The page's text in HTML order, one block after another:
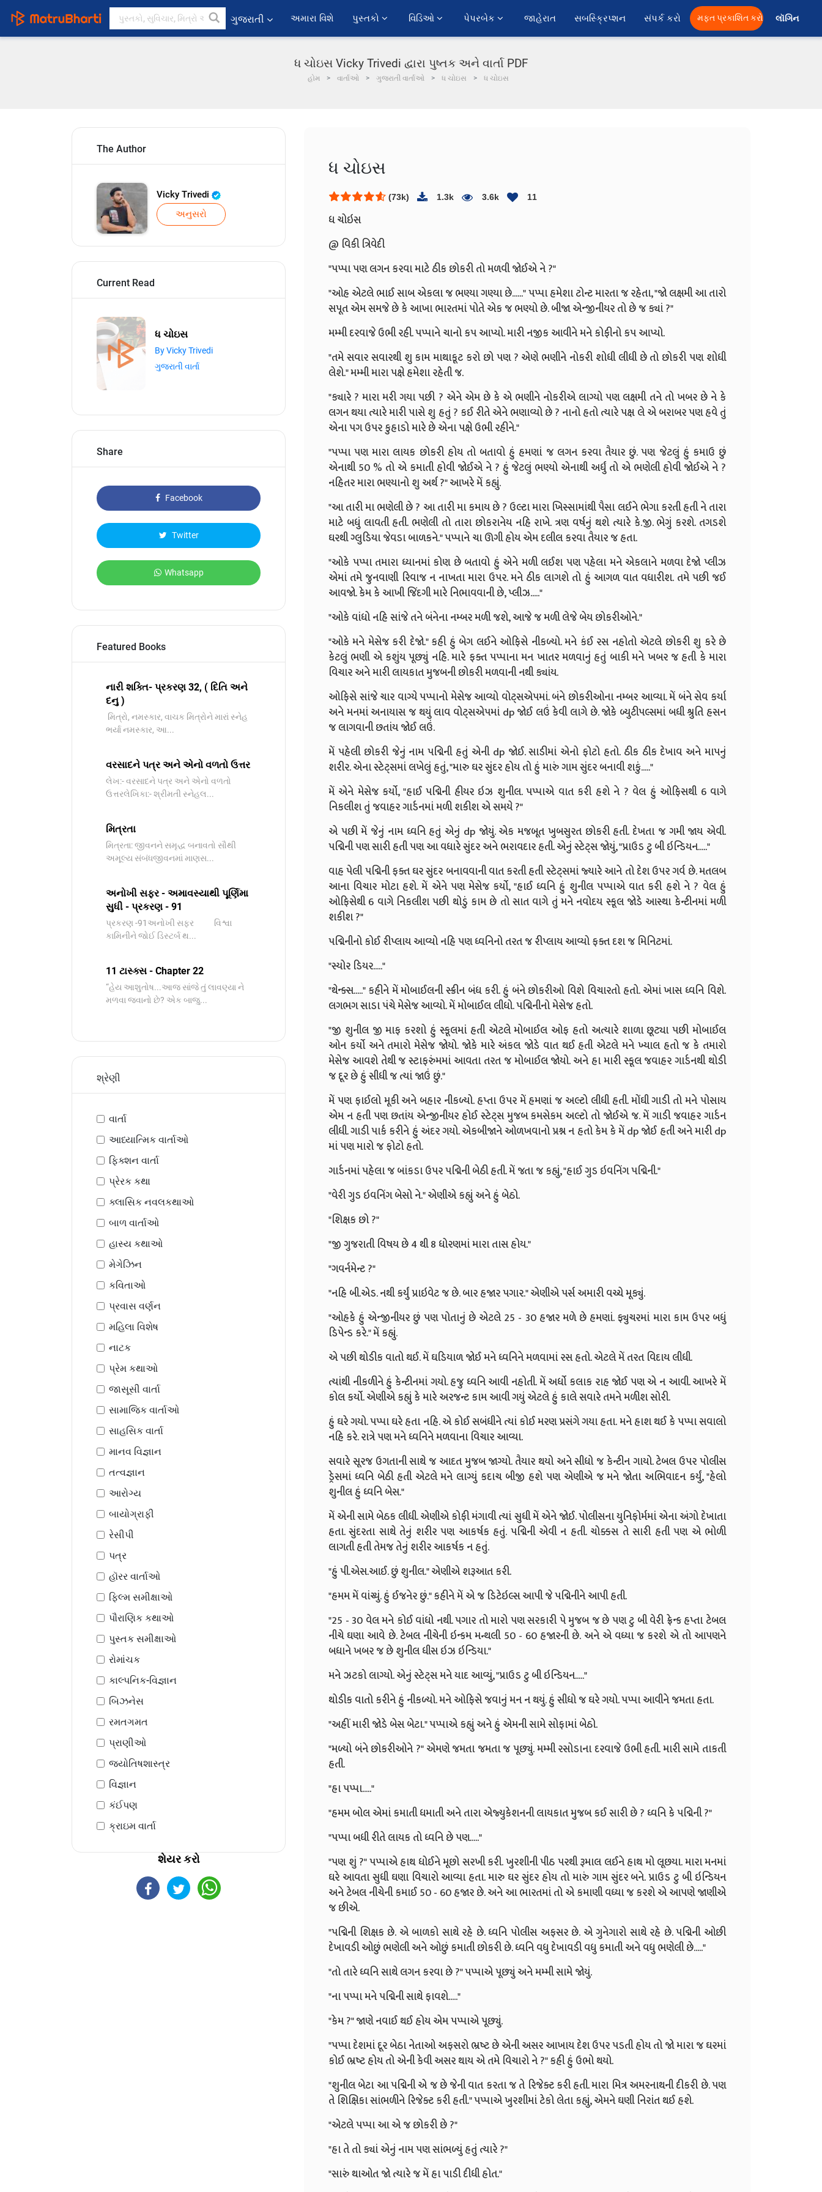
ગુજરાતી અમારા વિશે પુસ્તકો વિડિઓ પેપરબેક જાહેરાત સબસ્ક્રિપ્શન સંપર્ક કરો મફત પ્રકાશિત કરો લૉગિન
ધ ચોઇસ Vicky Trivedi દ્વારા પુષ્તક અને વાર્તા PDF
હોમ વાર્તાઓ ગુજરાતી વાર્તાઓ ધ ચોઇસ ધ ચોઇસ
The Author
Vicky Trivedi
અનુસરો
Current Read
ધ ચોઇસ
By Vicky Trivedi
ગુજરાતી વાર્તા
Share
Facebook
Twitter
Whatsapp
Featured Books
નારી શક્તિ- પ્રકરણ 32, ( દિતિ અને
દનુ )
મિત્રો, નમસ્કાર, વાચક મિત્રોને મારાં સ્નેહ
ભર્યા નમસ્કાર, આ...
વરસાદને પત્ર અને એનો વળતો ઉત્તર
લેખ:- વરસાદને પત્ર અને એનો વળતો
ઉત્તરલેખિકા:- શ્રીમતી સ્નેહલ...
મિત્રતા
મિત્રતા: જીવનને સમૃદ્ધ બનાવતો સૌથી
અમૂલ્ય સંબંધજીવનમાં માણસ...
અનોખી સફર - અમાવસ્યાથી પૂર્ણિમા
સુધી - પ્રકરણ - 91
પ્રકરણ -91અનોખી સફર વિશ્વા
કામિનીને જોઈ ડિસ્ટર્બ થ...
11 ટાસ્ક્સ - Chapter 22
“હેય આશુતોષ...આજ સાંજે તું લાવણ્યા ને
મળવા જવાનો છે? એક બાજુ...
શ્રેણી
વાર્તા
આધ્યાત્મિક વાર્તાઓ
ફિક્શન વાર્તા
પ્રેરક કથા
ક્લાસિક નવલકથાઓ
બાળ વાર્તાઓ
હાસ્ય કથાઓ
મેગેઝિન
કવિતાઓ
પ્રવાસ વર્ણન
મહિલા વિશેષ
નાટક
પ્રેમ કથાઓ
જાસૂસી વાર્તા
સામાજિક વાર્તાઓ
સાહસિક વાર્તા
માનવ વિજ્ઞાન
તત્વજ્ઞાન
આરોગ્ય
બાયોગ્રાફી
રેસીપી
પત્ર
હૉરર વાર્તાઓ
ફિલ્મ સમીક્ષાઓ
પૌરાણિક કથાઓ
પુસ્તક સમીક્ષાઓ
રોમાંચક
કાલ્પનિક-વિજ્ઞાન
બિઝનેસ
રમતગમત
પ્રાણીઓ
જ્યોતિષશાસ્ત્ર
વિજ્ઞાન
કંઈપણ
ક્રાઇમ વાર્તા
શેયર કરો
ધ ચોઇસ
(73k) 1.3k 3.6k 11
ધ ચોઇસ
@ વિકી ત્રિવેદી
"પપ્પા પણ લગન કરવા માટે ઠીક છોકરી તો મળવી જોઈએ ને ?"
"ઓહ એટલે ભાઈ સાબ એકલા જ ભણ્યા ગણ્યા છે......" પપ્પા હમેશા ટોન્ટ મારતા જ રહેતા, "જો લક્ષમી આ તારો
સપૂત એમ સમજે છે કે આખા ભારતમાં પોતે એક જ ભણ્યો છે. બીજા એન્જીનીયર તો છે જ ક્યાં ?"
મમ્મી દરવાજે ઉભી રહી. પપ્પાને ચાનો કપ આપ્યો. મારી નજીક આવીને મને કોફીનો કપ આપ્યો.
"તમે સવાર સવારથી શુ કામ માથાકૂટ કરો છો પણ ? એણે ભણીને નોકરી શોધી લીધી છે તો છોકરી પણ શોધી
લેશે." મમ્મી મારા પક્ષે હમેશા રહેતી જ.
"ક્યારે ? મારા મરી ગયા પછી ? એને એમ છે કે એ ભણીને નોકરીએ લાગ્યો પણ લક્ષમી તને તો ખબર છે ને કે
લગન થયા ત્યારે મારી પાસે શુ હતું ? કઈ રીતે એને ભણાવ્યો છે ? નાનો હતો ત્યારે પક્ષ લે એ બરાબર પણ હવે તું
એના પગ ઉપર કુહાડો મારે છે એના પક્ષે ઉભી રહીને."
"પપ્પા પણ મારા લાયક છોકરી હોય તો બતાવો હું હમણાં જ લગન કરવા તૈયાર છું. પણ જેટલું હું કમાઉ છું
એનાથી 50 % તો એ કમાતી હોવી જોઈએ ને ? હું જેટલું ભણ્યો એનાથી અર્ધું તો એ ભણેલી હોવી જોઈએ ને ?
નહિતર મારા ભણ્યાનો શુ અર્થ ?" આખરે મેં કહ્યું.
"આ તારી મા ભણેલી છે ? આ તારી મા કમાય છે ? ઉલ્ટા મારા ખિસ્સામાંથી પૈસા લઈને ભેગા કરતી હતી ને તારા
માટે બધું લાવતી હતી. ભણેલી તો તારા છોકરાનેય નહિ રાખે. ત્રણ વર્ષનું થશે ત્યારે કે.જી. ભેગું કરશે. તગડશે
ઘરથી ગ્લુડિયા જેવડા બાળકને." પપ્પાને ચા ઊગી હોય એમ દલીલ કરવા તૈયાર જ હતા.
"ઓકે પપ્પા તમારા ધ્યાનમાં કોણ છે બતાવો હું એને મળી લઈશ પણ પહેલા મને એકલાને મળવા દેજો પ્લીઝ
એમાં તમે જુનવાણી રિવાજ ન નાખતા મારા ઉપર. મને ઠીક લાગશે તો હું આગળ વાત વધારીશ. તમે પછી જઈ
આવજો. કેમ કે આખી જિંદગી મારે નિભાવવાની છે, પ્લીઝ....."
"ઓકે વાંધો નહિ સાંજે તને બંનેના નમ્બર મળી જશે, આજે જ મળી લેજે બેય છોકરીઓને."
"ઓકે મને મેસેજ કરી દેજો." કહી હું બેગ લઈને ઓફિસે નીકળ્યો. મને કંઈ રસ નહોતો એટલે છોકરી શુ કરે છે
કેટલું ભણી એ કશુંય પૂછ્યું નહિ. મારે ફક્ત પપ્પાના મન ખાતર મળવાનું હતું બાકી મને ખબર જ હતી કે મારા
વિચાર અને મારી લાયકાત મુજબની છોકરી મળવાની નથી ક્યાંય.
ઓફિસે સાંજે ચાર વાગ્યે પપ્પાનો મેસેજ આવ્યો વોટ્સએપમાં. બંને છોકરીઓના નમ્બર આવ્યા. મેં બંને સેવ કર્યા
અને મનમાં અનાયાસ જ થયું લાવ વોટ્સએપમાં dp જોઈ લઉં કેવી લાગે છે. જોકે બ્યુટીપલ્સમાં બધી શ્રુતિ હસન
જ લાગવાની છતાંય જોઈ લઉં.
મેં પહેલી છોકરી જેનું નામ પદ્મિની હતું એની dp જોઈ. સાડીમાં એનો ફોટો હતો. ઠીક ઠીક દેખાવ અને માપનું
શરીર. એના સ્ટેટ્સમાં લખેલું હતું, "મારુ ઘર સુંદર હોય તો હું મારું ગામ સુંદર બનાવી શકું....."
મેં એને મેસેજ કર્યો, "હાઈ પદ્મિની હીયર ઇઝ શુનીલ. પપ્પાએ વાત કરી હશે ને ? વેલ હું ઓફિસથી 6 વાગે
નિકલીશ તું જવાહર ગાર્ડનમાં મળી શકીશ એ સમયે ?"
એ પછી મેં જેનું નામ ધ્વનિ હતું એનું dp જોયું. એક મજબૂત ખુબસુરત છોકરી હતી. દેખતા જ ગમી જાય એવી.
પદ્મિની પણ સારી હતી પણ આ વધારે સુંદર અને ભરાવદાર હતી. એનું સ્ટેટ્સ જોયું, "પ્રાઉડ ટુ બી ઇન્ડિયન....."
વાહ પેલી પદ્મિની ફક્ત ઘર સુંદર બનાવવાની વાત કરતી હતી સ્ટેટ્સમાં જ્યારે આને તો દેશ ઉપર ગર્વ છે. મતલબ
આના વિચાર મોટા હશે. મેં એને પણ મેસેજ કર્યો, "હાઈ ધ્વનિ હું શુનીલ પપ્પાએ વાત કરી હશે ને ? વેલ હું
ઓફિસેથી 6 વાગે નિકલીશ પછી થોડું કામ છે તો સાત વાગે તું મને નવોદય સ્કૂલ જોડે આસ્થા કેન્ટીનમાં મળી
શકીશ ?"
પદ્મિનીનો કોઈ રીપ્લાય આવ્યો નહિ પણ ધ્વનિનો તરત જ રીપ્લાય આવ્યો ફક્ત દશ જ મિનિટમાં.
"સ્યોર ડિયર....."
"થેન્ક્સ....." કહીને મેં મોબાઈલની સ્ક્રીન બંધ કરી. હું બંને છોકરીઓ વિશે વિચારતો હતો. એમાં ખાસ ધ્વનિ વિશે.
લગભગ સાડા પંચે મેસેજ આવ્યો. મેં મોબાઈલ લીધો. પદ્મિનીનો મેસેજ હતો.
"જી શુનીલ જી માફ કરશો હું સ્કૂલમાં હતી એટલે મોબાઈલ ઓફ હતો અત્યારે શાળા છૂટ્યા પછી મોબાઈલ
ઓન કર્યો અને તમારો મેસેજ જોયો. જોકે મારે અંકલ જોડે વાત થઈ હતી એટલે મને ખ્યાલ હતો જ કે તમારો
મેસેજ આવશે તેથી જ સ્ટાફરુંમમાં આવતા તરત જ મોબાઈલ જોયો. અને હા મારી સ્કૂલ જવાહર ગાર્ડનથી થોડી
જ દૂર છે હું સીધી જ ત્યાં જાઉં છું."
મેં પણ ફાઈલો મૂકી અને બહાર નીકળ્યો. હપ્તા ઉપર મેં હમણાં જ અલ્ટો લીધી હતી. મોંઘી ગાડી તો મને પોસાય
એમ ન હતી પણ છતાંય એન્જીનીયર હોઈ સ્ટેટ્સ મુજબ કમસેકમ અલ્ટો તો જોઈએ જ. મેં ગાડી જવાહર ગાર્ડન
લીધી. ગાડી પાર્ક કરીને હું અંદર ગયો. એકબીજાને ઓળખવાનો પ્રશ્ન ન હતો કેમ કે મેં dp જોઈ હતી અને મારી dp
માં પણ મારો જ ફોટો હતો.
ગાર્ડનમાં પહેલા જ બાંકડા ઉપર પદ્મિની બેઠી હતી. મેં જતા જ કહ્યું, "હાઈ ગુડ ઇવનિંગ પદ્મિની."
"વેરી ગુડ ઇવનિંગ બેસો ને." એણીએ કહ્યું અને હું બેઠો.
"શિક્ષક છો ?"
"જી ગુજરાતી વિષય છે 4 થી 8 ધોરણમાં મારા તાસ હોય."
"ગવર્નમેન્ટ ?"
"નહિ બી.એડ. નથી કર્યું પ્રાઇવેટ જ છે. બાર હજાર પગાર." એણીએ પર્સ અમારી વચ્ચે મૂક્યું.
"ઓહકે હું એન્જીનીયર છું પણ પોતાનું છે એટલે 25 - 30 હજાર મળે છે હમણાં. ફ્યુચરમાં મારા કામ ઉપર બધું
ડિપેન્ડ કરે." મેં કહ્યું.
એ પછી થોડીક વાતો થઈ. મેં ઘડિયાળ જોઈ મને ધ્વનિને મળવામાં રસ હતો. એટલે મેં તરત વિદાય લીધી.
ત્યાંથી નીકળીને હું કેન્ટીનમાં ગયો. હજુ ધ્વનિ આવી નહોતી. મેં અર્ધો કલાક રાહ જોઈ પણ એ ન આવી. આખરે મેં
કોલ કર્યો. એણીએ કહ્યું કે મારે અરજન્ટ કામ આવી ગયું એટલે હું કાલે સવારે તમને મળીશ સોરી.
હું ઘરે ગયો. પપ્પા ઘરે હતા નહિ. એ કોઈ સબંધીને ત્યાં કોઈ મરણ પ્રસંગે ગયા હતા. મને હાશ થઈ કે પપ્પા સવાલો
નહિ કરે. રાત્રે પણ મને ધ્વનિને મળવાના વિચાર આવ્યા.
સવારે સૂરજ ઉગતાની સાથે જ આદત મુજબ જાગ્યો. તૈયાર થયો અને સીધો જ કેન્ટીન ગાયો. ટેબલ ઉપર પોલીસ
ડ્રેસમાં ધ્વનિ બેઠી હતી એટલે મને લાગ્યું કદાચ બીજી હશે પણ એણીએ જ મને જોતા અભિવાદન કર્યું, "હેલો
શુનીલ હું ધ્વનિ બેસ."
મેં એની સામે બેઠક લીધી. એણીએ કોફી મંગાવી ત્યાં સુધી મેં એને જોઈ. પોલીસના યુનિફોર્મમાં એના અંગો દેખાતા
હતા. સુંદરતા સાથે તેનું શરીર પણ આકર્ષક હતું. પદ્મિની એવી ન હતી. ચોક્કસ તે સારી હતી પણ એ ભોળી
લાગતી હતી તેમજ તેનું શરીર આકર્ષક ન હતું.
"હું પી.એસ.આઈ. છું શુનીલ." એણીએ શરૂઆત કરી.
"હમમ મેં વાંચ્યું. હું ઈજનેર છું." કહીને મેં એ જ ડિટેઇલ્સ આપી જે પદ્મિનીને આપી હતી.
"25 - 30 વેલ મને કોઈ વાંધો નથી. પગાર તો મારો પણ સરકારી પે મુજબ જ છે પણ ટુ બી વેરી ફ્રેન્ક હપ્તા ટેબલ
નીચે ઘણા આવે છે. ટેબલ નીચેની ઇન્કમ મન્થલી 50 - 60 હજારની છે. અને એ વધ્યા જ કરશે એ તો આપણને
બધાને ખબર જ છે શુનીલ ધીસ ઇઝ ઇન્ડિયા."
મને ઝટકો લાગ્યો. એનું સ્ટેટ્સ મને યાદ આવ્યું, "પ્રાઉડ ટુ બી ઇન્ડિયન....."
થોડીક વાતો કરીને હું નીકળ્યો. મને ઓફિસે જવાનું મન ન થયું. હું સીધો જ ઘરે ગયો. પપ્પા આવીને જમતા હતા.
"અહીં મારી જોડે બેસ બેટા." પપ્પાએ કહ્યું અને હું એમની સામે સોફામાં બેઠો.
"મળ્યો બંને છોકરીઓને ?" એમણે જમતા જમતા જ પૂછ્યું. મમ્મી રસોડાના દરવાજે ઉભી હતી. મારી સામે તાકતી
હતી.
"હા પપ્પા....."
"હમમ બોલ એમાં કમાતી ધમાતી અને તારા એજ્યુકેશનની લાયકાત મુજબ કઈ સારી છે ? ધ્વનિ કે પદ્મિની ?"
"પપ્પા બધી રીતે લાયક તો ધ્વનિ છે પણ....."
"પણ શું ?" પપ્પાએ હાથ ધોઈને મૂછો સરખી કરી. ખુરશીની પીઠ પરથી રૂમાલ લઈને હાથ મો લૂછયા. મારા મનમાં
ઘરે આવતા સુધી ઘણા વિચારો આવ્યા હતા. મારુ ઘર સુંદર હોય તો મારું ગામ સુંદર બને. પ્રાઉડ ટુ બી ઇન્ડિયન
અને ટેબલ નીચેની કમાઈ 50 - 60 હજાર છે. અને આ ભારતમાં તો એ કમાણી વધ્યા જ કરશે એ આપણે જાણીએ
જ છીએ.
"પદ્મિની શિક્ષક છે. એ બાળકો સાથે રહે છે. ધ્વનિ પોલીસ અફસર છે. એ ગુનેગારો સાથે રહે છે. પદ્મિની ઓછી
દેખાવડી ઓછું ભણેલી અને ઓછું કમાતી છોકરી છે. ધ્વનિ વધુ દેખાવડી વધુ કમાતી અને વધુ ભણેલી છે....."
"તો તારે ધ્વનિ સાથે લગન કરવા છે ?" પપ્પાએ પૂછ્યું અને મમ્મી સામે જોયું.
"ના પપ્પા મને પદ્મિની સાથે ફાવશે....."
"કેમ ?" જાણે નવાઈ થઈ હોય એમ પપ્પાએ પૂછ્યું.
"પપ્પા દેશમાં દૂર બેઠા નેતાઓ અફસરો ભ્રષ્ટ છે એની અસર આખાય દેશ ઉપર પડતી હોય તો જો મારા જ ઘરમાં
કોઈ ભ્રષ્ટ હોય તો એની કેવી અસર થાય એ તમે વિચારો ને ?" કહી હું ઉભો થયો.
"શુનીલ બેટા આ પદ્મિની એ જ છે જેની વાત કરતા જ તે રિજેક્ટ કરી હતી. મારા મિત્ર અમરનાથની દીકરી છે. પણ
તે શિક્ષિકા સાંભળીને રિજેક્ટ કરી હતી." પપ્પાએ ખુરશીમાં ટેકો લેતા કહ્યું, એમને ઘણી નિરાંત થઈ હશે.
"એટલે પપ્પા આ એ જ છોકરી છે ?"
"હા તે તો ક્યાં એનું નામ પણ સાંભળ્યું હતું ત્યારે ?"
"સારું થાઓત જો ત્યારે જ મેં હા પાડી દીધી હોત."